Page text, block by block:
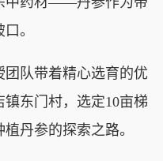
。
队带着精心选育的优
东门村，选定10亩梯
丹参的探索之路。